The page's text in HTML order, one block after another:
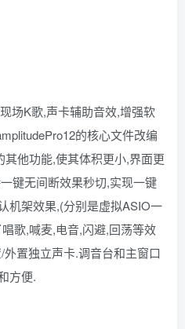
场K歌,声卡辅助音效,增强软
的核心文件改编
他功能,使其体积更小,界面更
键无间断效果秒切,实现一键
机架效果,(分别是虚拟ASIO一
歌,喊麦,电音,闪避,回荡等效
置独立声卡.调音台和主窗口
方便.